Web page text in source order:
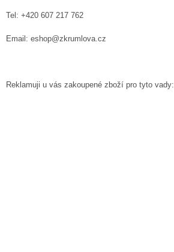
Tel: +420 607 217 762
Email: eshop@zkrumlova.cz
Reklamuji u vás zakoupené zboží pro tyto vady: